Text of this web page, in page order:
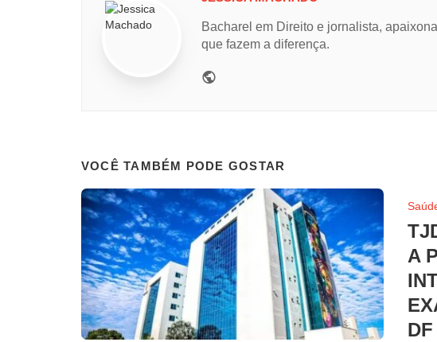
Bacharel em Direito e jornalista,
que fazem a diferença.
VOCÊ TAMBÉM PODE GOSTAR
A
DF